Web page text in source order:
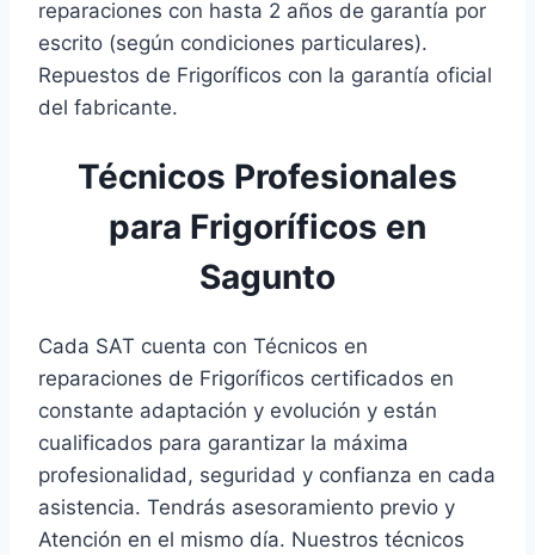
reparaciones con hasta 2 años de garantía por
escrito (según condiciones particulares).
Repuestos de Frigoríficos con la garantía oficial
del fabricante.
Técnicos Profesionales
para Frigoríficos en
Sagunto
Cada SAT cuenta con Técnicos en
reparaciones de Frigoríficos certificados en
constante adaptación y evolución y están
cualificados para garantizar la máxima
profesionalidad, seguridad y confianza en cada
asistencia. Tendrás asesoramiento previo y
Atención en el mismo día. Nuestros técnicos